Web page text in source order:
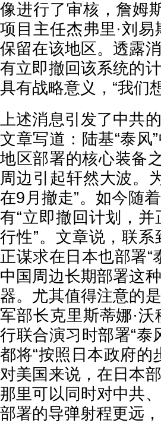
像进行了审核，詹姆
项目主任杰弗里·刘
保留在该地区。透露
有立即撤回该系统的
具有战略意义，“我们
上述消息引发了中共
文章写道：陆基“泰风
地区部署的核心装备
周边引起轩然大波。
在9月撤走”。如今随
有“立即撤回计划，
行性”。文章说，联
正谋求在日本也部署“
中国周边长期部署这
器。尤其值得注意的
军部长克里斯蒂娜·
行联合演习时部署“泰
都将“按照日本政府的
对美国来说，在日本
那里可以同时对中共
部署的导弹射程更远